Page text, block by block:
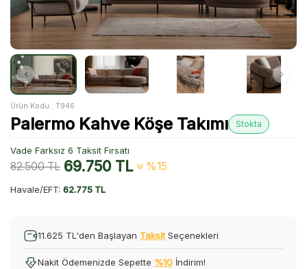
Ürün Kodu : T946
Palermo Kahve Köşe Takımı Stokta
Vade Farksız 6 Taksit Fırsatı
82.500TL 69.750TL %15
Havale/EFT: 62.775 TL
11.625 TL'den Başlayan Taksit Seçenekleri
Nakit Ödemenizde Sepette %10 İndirim!